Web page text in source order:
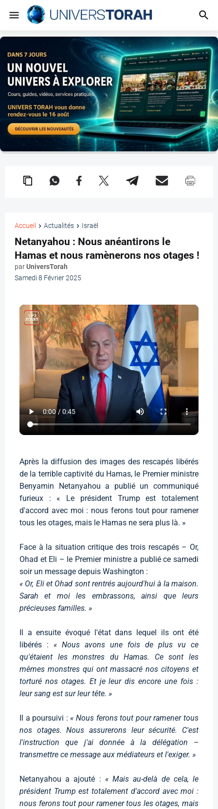
Accueil Actualités Israël
Netanyahou : Nous anéantirons le
Hamas et nous ramènerons nos otages !
parUniversTorah
Samedi 8 Février 2025
Après la diffusion des images des rescapés libérés
de la terrible captivité du Hamas, le Premier ministre
Benyamin Netanyahou a publié un communiqué
furieux : « Le président Trump est totalement
d'accord avec moi : nous ferons tout pour ramener
tous les otages, mais le Hamas ne sera plus là. »
Face à la situation critique des trois rescapés – Or,
Ohad et Eli – le Premier ministre a publié ce samedi
soir un message depuis Washington :
« Or, Eli et Ohad sont rentrés aujourd'hui à la maison.
Sarah et moi les embrassons, ainsi que leurs
précieuses familles. »
Il a ensuite évoqué l'état dans lequel ils ont été
libérés : « Nous avons une fois de plus vu ce
qu'étaient les monstres du Hamas. Ce sont les
mêmes monstres qui ont massacré nos citoyens et
torturé nos otages. Et je leur dis encore une fois :
leur sang est sur leur tête. »
Il a poursuivi :« Nous ferons tout pour ramener tous
nos otages. Nous assurerons leur sécurité. C'est
l'instruction que j'ai donnée à la délégation –
transmettre ce message aux médiateurs et l'exiger. »
Netanyahou a ajouté : « Mais au-delà de cela, le
président Trump est totalement d'accord avec moi :
nous ferons tout pour ramener tous les otages, mais